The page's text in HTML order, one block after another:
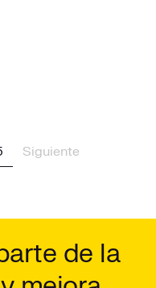
(current)
Siguiente
de la